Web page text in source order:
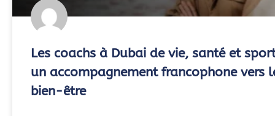
Les coachs à Dubai de vie, santé et
un accompagnement francophone vers
bien-être